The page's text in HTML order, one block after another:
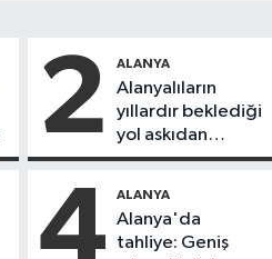
2 ALANYA
Alanyalıların
yıllardır beklediği
yol askıdan
döndü
4 ALANYA
Alanya'da
tahliye: Geniş